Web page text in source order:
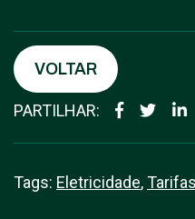
VOLTAR
PARTILHAR:
Tags: Eletricidade,Tarifas